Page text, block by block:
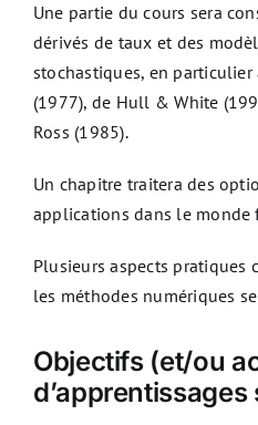
Une partie du cours sera
dérivés de taux et des
stochastiques, en particulier
(1977), de Hull & White
Ross (1985).
Un chapitre traitera des
applications dans le monde
Plusieurs aspects pratiques
les méthodes numériques
Objectifs (et/ou